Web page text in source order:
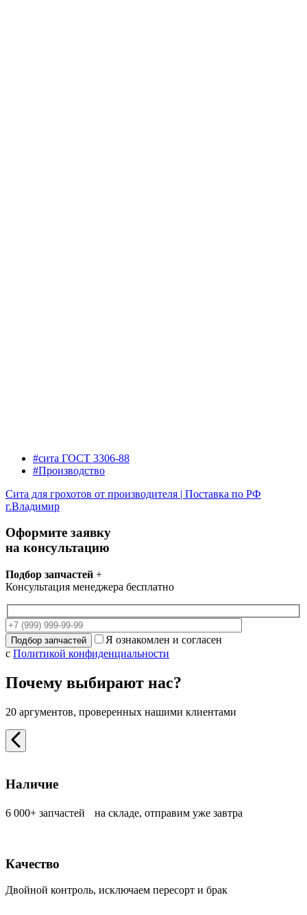
#сита ГОСТ 3306-88
#Производство
Сита для грохотов от производителя | Поставка по РФ
г.Владимир
Оформите заявку
на консультацию
Подбор запчастей +
Консультация менеджера бесплатно
Я ознакомлен и согласен
с Политикой конфиденциальности
Почему выбирают нас?
20 аргументов, проверенных нашими клиентами
Наличие
6 000+ запчастей на складе, отправим уже завтра
Качество
Двойной контроль, исключаем пересорт и брак